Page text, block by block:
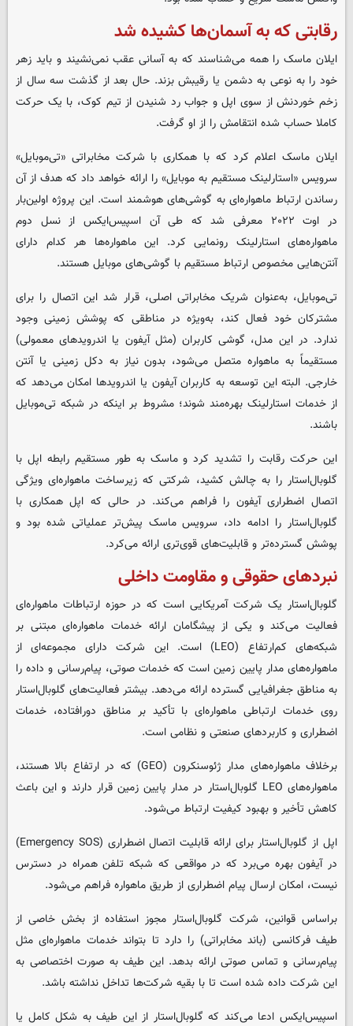
رقابتی که به آسمان‌ها کشیده شد
ایلان ماسک را همه می‌شناسند که به آسانی عقب نمی‌نشیند و باید زهر
خود را به نوعی به دشمن یا رقیبش بزند. حال بعد از گذشت سه سال از
زخم خوردنش از سوی اپل و جواب رد شنیدن از تیم کوک، با یک حرکت
کاملا حساب شده انتقامش را از او گرفت.
ایلان ماسک اعلام کرد که با همکاری با شرکت مخابراتی «تی‌موبایل»
سرویس «استارلینک مستقیم به موبایل» را ارائه خواهد داد که هدف از آن
رساندن ارتباط ماهواره‌ای به گوشی‌های هوشمند است. این پروژه اولین‌بار
در اوت ۲۰۲۲ معرفی شد که طی آن اسپیس‌ایکس از نسل دوم
ماهواره‌های استارلینک رونمایی کرد. این ماهواره‌ها هر کدام دارای
آنتن‌هایی مخصوص ارتباط مستقیم با گوشی‌های موبایل هستند.
تی‌موبایل، به‌عنوان شریک مخابراتی اصلی، قرار شد این اتصال را برای
مشترکان خود فعال کند، به‌ویژه در مناطقی که پوشش زمینی وجود
ندارد. در این مدل، گوشی کاربران (مثل آیفون یا اندرویدهای معمولی)
مستقیماً به ماهواره متصل می‌شود، بدون نیاز به دکل زمینی یا آنتن
خارجی. البته این توسعه به کاربران آیفون یا اندرویدها امکان می‌دهد که
از خدمات استارلینک بهره‌مند شوند؛ مشروط بر اینکه در شبکه تی‌موبایل
باشند.
این حرکت رقابت را تشدید کرد و ماسک به طور مستقیم رابطه اپل با
گلوبال‌استار را به چالش کشید، شرکتی که زیرساخت ماهواره‌ای ویژگی
اتصال اضطراری آیفون را فراهم می‌کند. در حالی که اپل همکاری با
گلوبال‌استار را ادامه داد، سرویس ماسک پیش‌تر عملیاتی شده بود و
پوشش گسترده‌تر و قابلیت‌های قوی‌تری ارائه می‌کرد.
نبردهای حقوقی و مقاومت داخلی
گلوبال‌استار یک شرکت آمریکایی است که در حوزه ارتباطات ماهواره‌ای
فعالیت می‌کند و یکی از پیشگامان ارائه خدمات ماهواره‌ای مبتنی بر
شبکه‌های کم‌ارتفاع (LEO) است. این شرکت دارای مجموعه‌ای از
ماهواره‌های مدار پایین زمین است که خدمات صوتی، پیام‌رسانی و داده را
به مناطق جغرافیایی گسترده ارائه می‌دهد. بیشتر فعالیت‌های گلوبال‌استار
روی خدمات ارتباطی ماهواره‌ای با تأکید بر مناطق دورافتاده، خدمات
اضطراری و کاربردهای صنعتی و نظامی است.
برخلاف ماهواره‌های مدار ژئوسنکرون (GEO) که در ارتفاع بالا هستند،
ماهواره‌های LEO گلوبال‌استار در مدار پایین زمین قرار دارند و این باعث
کاهش تأخیر و بهبود کیفیت ارتباط می‌شود.
اپل از گلوبال‌استار برای ارائه قابلیت اتصال اضطراری (Emergency SOS)
در آیفون بهره می‌برد که در مواقعی که شبکه تلفن همراه در دسترس
نیست، امکان ارسال پیام اضطراری از طریق ماهواره فراهم می‌شود.
براساس قوانین، شرکت گلوبال‌استار مجوز استفاده از بخش خاصی از
طیف فرکانسی (باند مخابراتی) را دارد تا بتواند خدمات ماهواره‌ای مثل
پیام‌رسانی و تماس صوتی ارائه بدهد. این طیف به صورت اختصاصی به
این شرکت داده شده است تا با بقیه شرکت‌ها تداخل نداشته باشد.
اسپیس‌ایکس ادعا می‌کند که گلوبال‌استار از این طیف به شکل کامل یا